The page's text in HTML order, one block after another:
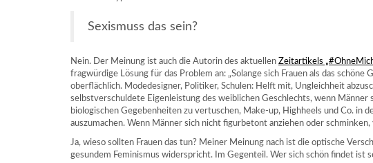
Sexismuss das sein?
Nein. Der Meinung ist auch die Autorin des aktuellen Zeitartikels
fragwürdige Lösung für das Problem an: „Solange sich Frauen als das
oberflächlich. Modedesigner, Politiker, Schulen: Helft mit, Ungleichheit
selbstverschuldete Eigenleistung des weiblichen Geschlechts, wenn Männer
biologischen Gegebenheiten zu vertuschen, Make-up, Highheels und Co. in
auszumachen. Wenn Männer sich nicht figurbetont anziehen oder schminken,
Ja, wieso sollten Frauen das tun? Meiner Meinung nach ist die optische
gesundem Feminismus widerspricht. Im Gegenteil. Wer sich schön findet